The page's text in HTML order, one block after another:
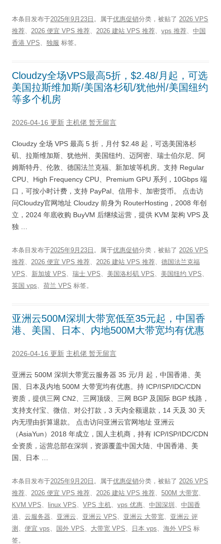
本条目发布于2025年9月23日 。属于优惠促销分类，被贴了 2026 VPS
推荐、 2026 便宜 VPS 推荐、 2026 建站 VPS 推荐、 vps 推荐、 中国
香港 VPS、 独服 标签。
Cloudzy全场VPS最高5折，$2.48/月起，可选
美国拉斯维加斯/美国洛杉矶/犹他州/美国纽约
等多个机房
2026-04-16 更新 主机佬 暂无留言
Cloudzy 全场 VPS 最高 5 折，月付 $2.48 起，可选美国洛杉
矶、拉斯维加斯、犹他州、美国纽约、迈阿密、瑞士伯尔尼、阿
姆斯特丹、伦敦、德国法兰克福、新加坡等机房。支持 Regular
CPU、High Frequency CPU、Premium GPU 系列，10Gbps 端
口，可按小时计费，支持 PayPal、信用卡、加密货币。 点击访
问Cloudzy官网地址 Cloudzy 前身为 RouterHosting，2008 年创
立，2024 年底收购 BuyVM 后继续运营，提供 KVM 架构 VPS 及
独 …
本条目发布于2025年9月23日 。属于优惠促销分类，被贴了 2026 VPS
推荐、 2026 便宜 VPS 推荐、 2026 建站 VPS 推荐、 德国法兰克福
VPS、 新加坡 VPS、 瑞士 VPS、 美国洛杉矶 VPS、 美国纽约 VPS、
英国 vps、 荷兰 VPS 标签。
亚洲云500M深圳大带宽低至35元起，中国香
港、美国、日本、内地500M大带宽均有优惠
2026-04-16 更新 主机佬 暂无留言
亚洲云 500M 深圳大带宽云服务器 35 元/月 起，中国香港、美
国、日本及内地 500M 大带宽均有优惠。持 ICP/ISP/IDC/CDN
资质，提供三网 CN2、三网顶级、三网 BGP 及国际 BGP 线路，
支持支付宝、微信、对公打款，3 天内全额退款，14 天及 30 天
内无理由折算退款。 点击访问亚洲云官网地址 亚洲云
（AsiaYun）2018 年成立，国人主机商，持有 ICP/ISP/IDC/CDN
全资质，运营总部在深圳，资源覆盖中国大陆、中国香港、美
国、日本 …
本条目发布于2025年9月20日 。属于优惠促销分类，被贴了 2026 VPS
推荐、 2026 便宜 VPS 推荐、 2026 建站 VPS 推荐、 500M 大带宽、
KVM VPS、 linux VPS、 VPS 主机、 vps 优惠、 中国深圳 、 中国香
港、 云服务器、 亚洲云、 亚洲云 VPS、 亚洲云 大带宽、 亚洲云 评
测 、 便宜 vps、 国外 VPS、 大带宽 VPS、 日本 vps、 海外 VPS 标
签。